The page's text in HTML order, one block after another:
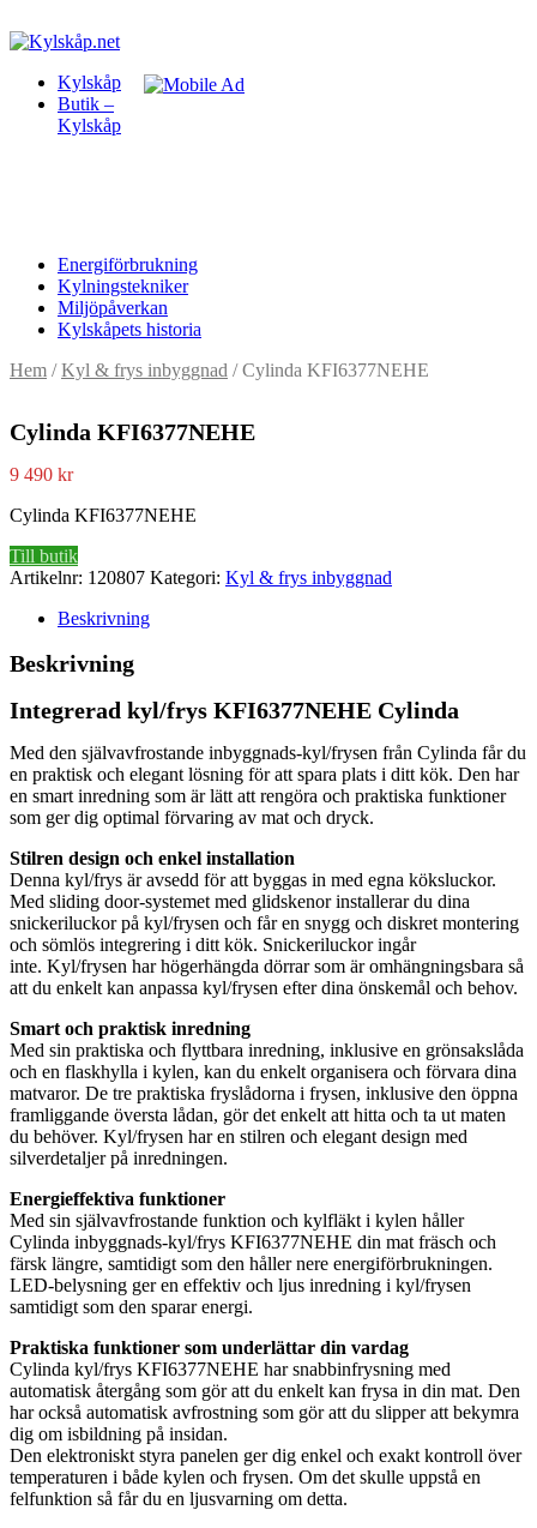
Kylskåp
Butik –
Kylskåp
Energiförbrukning
Kylningstekniker
Miljöpåverkan
Kylskåpets historia
Hem /Kyl & frys inbyggnad / Cylinda KFI6377NEHE
Cylinda KFI6377NEHE
9 490 kr
Cylinda KFI6377NEHE
Till butik
Artikelnr: 120807 Kategori: Kyl & frys inbyggnad
Beskrivning
Beskrivning
Integrerad kyl/frys KFI6377NEHE Cylinda
Med den självavfrostande inbyggnads-kyl/frysen från Cylinda får du
en praktisk och elegant lösning för att spara plats i ditt kök. Den har
en smart inredning som är lätt att rengöra och praktiska funktioner
som ger dig optimal förvaring av mat och dryck.
Stilren design och enkel installation
Denna kyl/frys är avsedd för att byggas in med egna köksluckor.
Med sliding door-systemet med glidskenor installerar du dina
snickeriluckor på kyl/frysen och får en snygg och diskret montering
och sömlös integrering i ditt kök. Snickeriluckor ingår
inte. Kyl/frysen har högerhängda dörrar som är omhängningsbara så
att du enkelt kan anpassa kyl/frysen efter dina önskemål och behov.
Smart och praktisk inredning
Med sin praktiska och flyttbara inredning, inklusive en grönsakslåda
och en flaskhylla i kylen, kan du enkelt organisera och förvara dina
matvaror. De tre praktiska fryslådorna i frysen, inklusive den öppna
framliggande översta lådan, gör det enkelt att hitta och ta ut maten
du behöver. Kyl/frysen har en stilren och elegant design med
silverdetaljer på inredningen.
Energieffektiva funktioner
Med sin självavfrostande funktion och kylfläkt i kylen håller
Cylinda inbyggnads-kyl/frys KFI6377NEHE din mat fräsch och
färsk längre, samtidigt som den håller nere energiförbrukningen.
LED-belysning ger en effektiv och ljus inredning i kyl/frysen
samtidigt som den sparar energi.
Praktiska funktioner som underlättar din vardag
Cylinda kyl/frys KFI6377NEHE har snabbinfrysning med
automatisk återgång som gör att du enkelt kan frysa in din mat. Den
har också automatisk avfrostning som gör att du slipper att bekymra
dig om isbildning på insidan.
Den elektroniskt styra panelen ger dig enkel och exakt kontroll över
temperaturen i både kylen och frysen. Om det skulle uppstå en
felfunktion så får du en ljusvarning om detta.